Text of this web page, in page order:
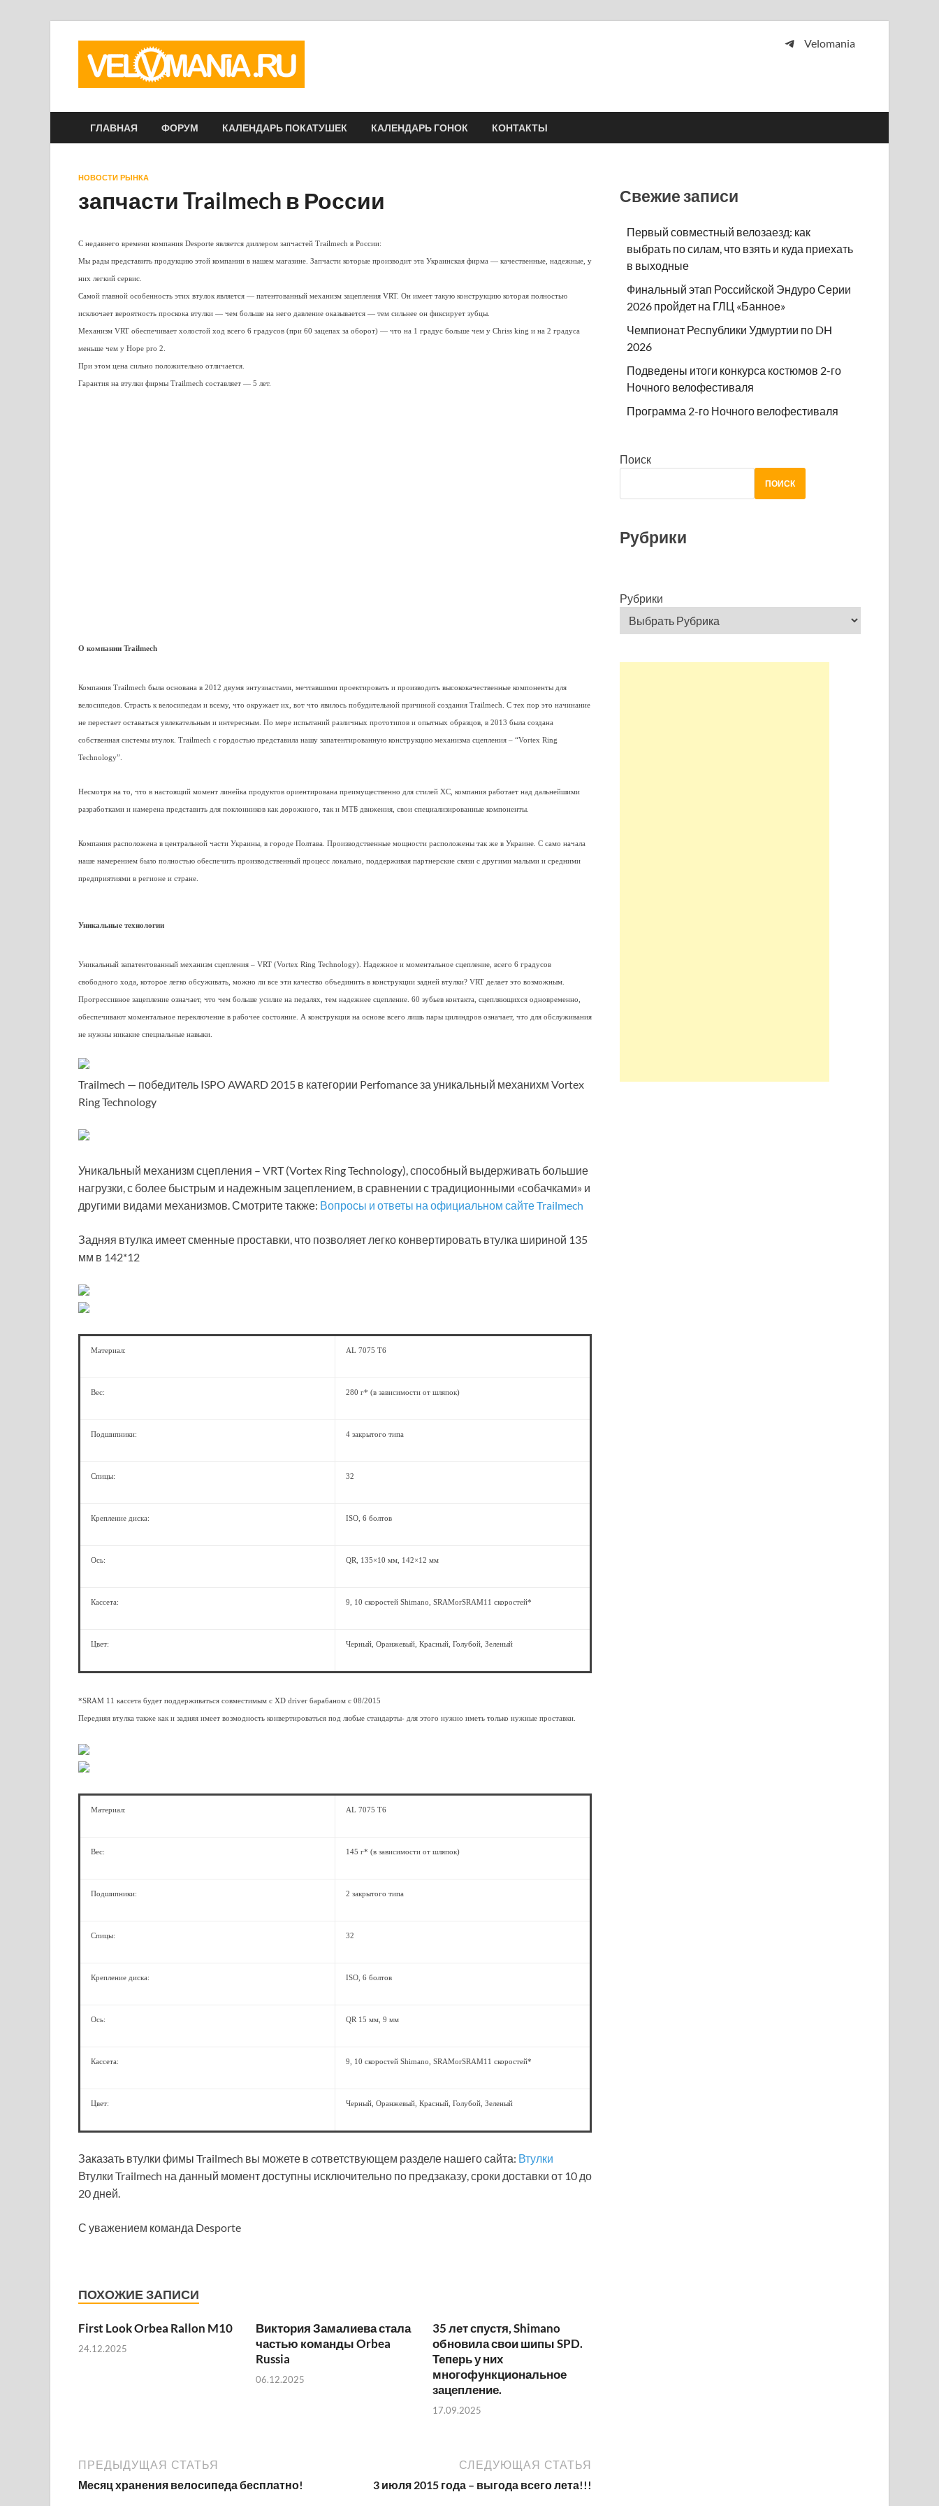
Velomania
ГЛАВНАЯ ФОРУМ КАЛЕНДАРЬ ПОКАТУШЕК КАЛЕНДАРЬ ГОНОК КОНТАКТЫ
НОВОСТИ РЫНКА
запчасти Trailmech в России
С недавнего времени компания Desporte является диллером запчастей Trailmech в России:
Мы рады представить продукцию этой компании в нашем магазине. Запчасти которые производит эта Украинская фирма — качественные, надежные, у
них легкий сервис.
Самой главной особенность этих втулок является — патентованный механизм зацепления VRT. Он имеет такую конструкцию которая полностью
исключает вероятность проскока втулки — чем больше на него давление оказывается — тем сильнее он фиксирует зубцы.
Механизм VRT обеспечивает холостой ход всего 6 градусов (при 60 зацепах за оборот) — что на 1 градус больше чем у Chriss king и на 2 градуса
меньше чем у Hope pro 2.
При этом цена сильно положительно отличается.
Гарантия на втулки фирмы Trailmech составляет — 5 лет.
О компании Trailmech
Компания Trailmech была основана в 2012 двумя энтузиастами, мечтавшими проектировать и производить высококачественные компоненты для
велосипедов. Страсть к велосипедам и всему, что окружает их, вот что явилось побудительной причиной создания Trailmech. С тех пор это начинание
не перестает оставаться увлекательным и интересным. По мере испытаний различных прототипов и опытных образцов, в 2013 была создана
собственная системы втулок. Trailmech с гордостью представила нашу запатентированную конструкцию механизма сцепления – “Vortex Ring
Technology”.
Несмотря на то, что в настоящий момент линейка продуктов ориентирована преимущественно для стилей XC, компания работает над дальнейшими
разработками и намерена представить для поклонников как дорожного, так и МТБ движения, свои специализированные компоненты.
Компания расположена в центральной части Украины, в городе Полтава. Производственные мощности расположены так же в Украине. С само начала
наше намерением было полностью обеспечить производственный процесс локально, поддерживая партнерские связи с другими малыми и средними
предприятиями в регионе и стране.
Уникальные технологии
Уникальный запатентованный механизм сцепления – VRT (Vortex Ring Technology). Надежное и моментальное сцепление, всего 6 градусов
свободного хода, которое легко обсуживать, можно ли все эти качество объединить в конструкции задней втулки? VRT делает это возможным.
Прогрессивное зацепление означает, что чем больше усилие на педалях, тем надежнее сцепление. 60 зубьев контакта, сцепляющихся одновременно,
обеспечивают моментальное переключение в рабочее состояние. А конструкция на основе всего лишь пары цилиндров означает, что для обслуживания
не нужны никакие специальные навыки.
Trailmech — победитель ISPO AWARD 2015 в категории Perfomance за уникальный механихм Vortex
Ring Technology
Уникальный механизм сцепления – VRT (Vortex Ring Technology), способный выдерживать большие
нагрузки, с более быстрым и надежным зацеплением, в сравнении с традиционными «собачками» и
другими видами механизмов. Смотрите также: Вопросы и ответы на официальном сайте Trailmech
Задняя втулка имеет сменные проставки, что позволяет легко конвертировать втулка шириной 135
мм в 142*12
Материал: AL 7075 T6
Вес: 280 г* (в зависимости от шляпок)
Подшипники: 4 закрытого типа
Спицы: 32
Крепление диска: ISO, 6 болтов
Ось: QR, 135×10 мм, 142×12 мм
Кассета: 9, 10 скоростей Shimano, SRAMorSRAM11 скоростей*
Цвет: Черный, Оранжевый, Красный, Голубой, Зеленый
*SRAM 11 кассета будет поддерживаться совместимым с XD driver барабаном с 08/2015
Передняя втулка также как и задняя имеет возмодность конвертироваться под любые стандарты- для этого нужно иметь только нужные проставки.
Материал: AL 7075 T6
Вес: 145 г* (в зависимости от шляпок)
Подшипники: 2 закрытого типа
Спицы: 32
Крепление диска: ISO, 6 болтов
Ось: QR 15 мм, 9 мм
Кассета: 9, 10 скоростей Shimano, SRAMorSRAM11 скоростей*
Цвет: Черный, Оранжевый, Красный, Голубой, Зеленый
Заказать втулки фимы Trailmech вы можете в cответствующем разделе нашего сайта: Втулки
Втулки Trailmech на данный момент доступны исключительно по предзаказу, сроки доставки от 10 до
20 дней.
С уважением команда Desporte
ПОХОЖИЕ ЗАПИСИ
First Look Orbea Rallon M10
24.12.2025
Виктория Замалиева стала
частью команды Orbea
Russia
06.12.2025
35 лет спустя, Shimano
обновила свои шипы SPD.
Теперь у них
многофункциональное
зацепление.
17.09.2025
ПРЕДЫДУЩАЯ СТАТЬЯ
Месяц хранения велосипеда бесплатно!
СЛЕДУЮЩАЯ СТАТЬЯ
3 июля 2015 года – выгода всего лета!!!
Свежие записи
Первый совместный велозаезд: как
выбрать по силам, что взять и куда приехать
в выходные
Финальный этап Российской Эндуро Серии
2026 пройдет на ГЛЦ «Банное»
Чемпионат Республики Удмуртии по DH
2026
Подведены итоги конкурса костюмов 2-го
Ночного велофестиваля
Программа 2-го Ночного велофестиваля
Поиск
ПОИСК
Рубрики
Рубрики